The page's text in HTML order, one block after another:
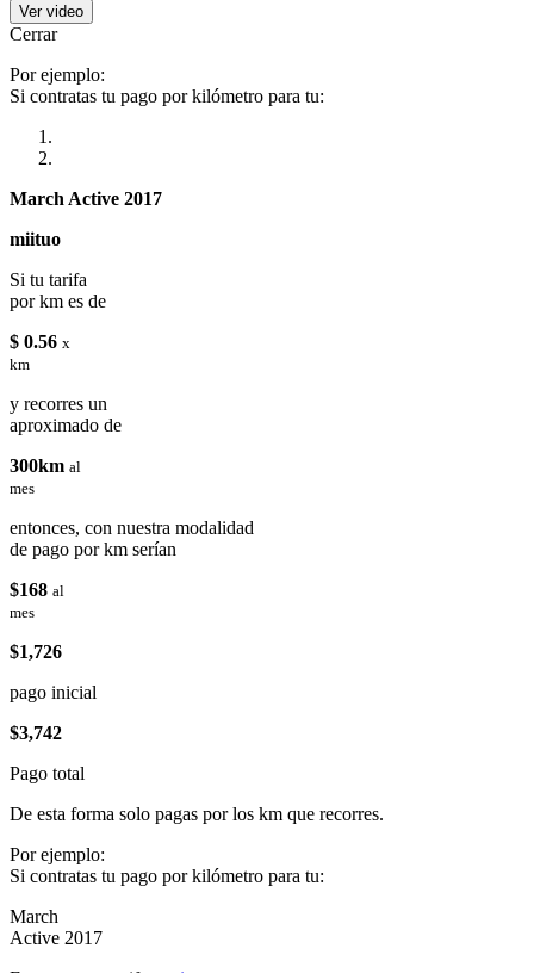
Ver video
Cerrar
Por ejemplo:
Si contratas tu pago por kilómetro para tu:
March Active 2017
miituo
Si tu tarifa
por km es de
$ 0.56 x
km
y recorres un
aproximado de
300km al
mes
entonces, con nuestra modalidad
de pago por km serían
$168 al
mes
$1,726
pago inicial
$3,742
Pago total
De esta forma solo pagas por los km que recorres.
Por ejemplo:
Si contratas tu pago por kilómetro para tu:
March
Active 2017